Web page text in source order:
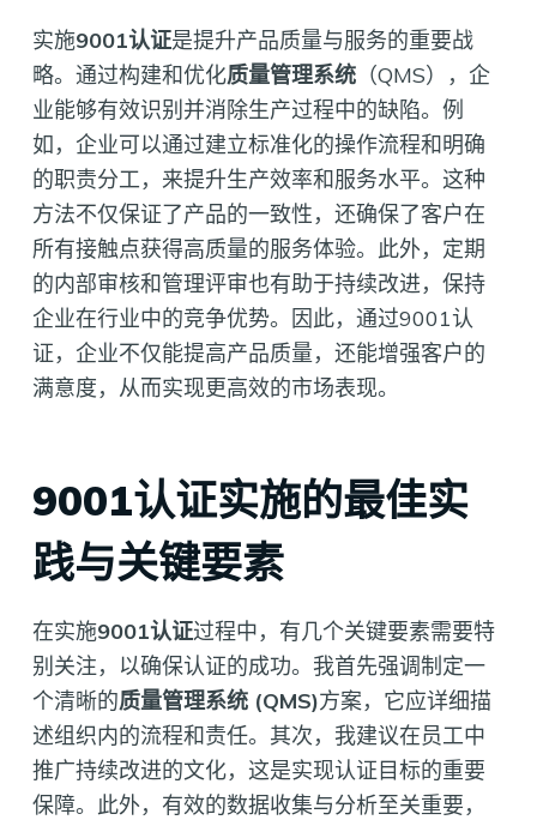
实施9001认证是提升产品质量与服务的重要战
略。通过构建和优化质量管理系统（QMS），企
业能够有效识别并消除生产过程中的缺陷。例
如，企业可以通过建立标准化的操作流程和明确
的职责分工，来提升生产效率和服务水平。这种
方法不仅保证了产品的一致性，还确保了客户在
所有接触点获得高质量的服务体验。此外，定期
的内部审核和管理评审也有助于持续改进，保持
企业在行业中的竞争优势。因此，通过9001认
证，企业不仅能提高产品质量，还能增强客户的
满意度，从而实现更高效的市场表现。
9001认证实施的最佳实
践与关键要素
在实施9001认证过程中，有几个关键要素需要特
别关注，以确保认证的成功。我首先强调制定一
个清晰的质量管理系统 (QMS)方案，它应详细描
述组织内的流程和责任。其次，我建议在员工中
推广持续改进的文化，这是实现认证目标的重要
保障。此外，有效的数据收集与分析至关重要，